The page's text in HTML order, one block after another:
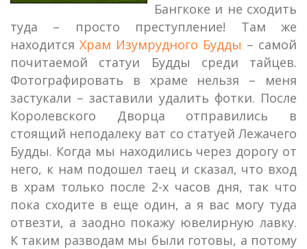
Бангкоке и не сходить
туда – просто преступление! Там же
находится Храм Изумрудного Будды – самой
почитаемой статуи Будды среди тайцев.
Фотографировать в храме нельзя – меня
застукали – заставили удалить фотки. После
Королевского Дворца отправились в
стоящий неподалеку ват со статуей Лежачего
Будды. Когда мы находились через дорогу от
него, к нам подошел таец и сказал, что вход
в храм только после 2-х часов дня, так что
пока сходите в еще один, а я вас могу туда
отвезти, а заодно покажу ювелирную лавку.
К таким разводам мы были готовы, а потому